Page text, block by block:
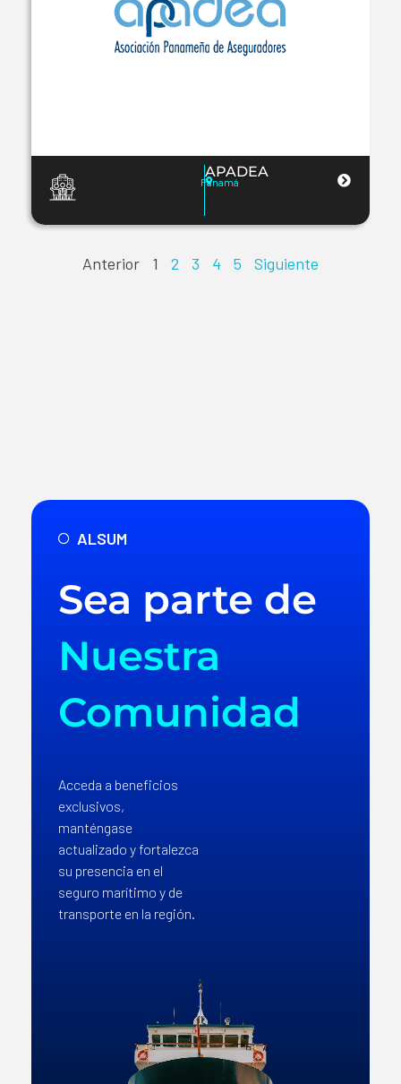
APADEA
Panamá
Anterior 1 2 3 4 5 Siguiente
ALSUM
Sea parte de
Nuestra
Comunidad
Acceda a beneficios
exclusivos,
manténgase
actualizado y fortalezca
su presencia en el
seguro marítimo y de
transporte en la región.